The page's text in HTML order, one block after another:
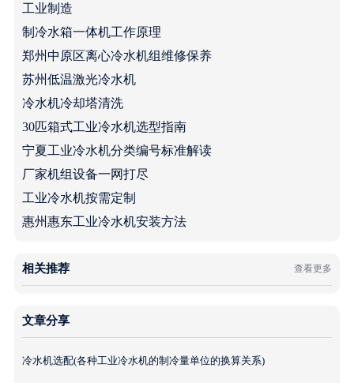
工业制造
制冷水箱一体机工作原理
郑州中原区离心冷水机组维修保养
苏州低温激光冷水机
冷水机冷却塔清洗
30匹箱式工业冷水机选型指南
宁夏工业冷水机分类编号标准解读
厂家机组设备一网打尽
工业冷水机按需定制
惠州惠东工业冷水机安装方法
相关推荐 查看更多
文章分享
冷水机选配(各种工业冷水机的制冷量单位的换算关系)